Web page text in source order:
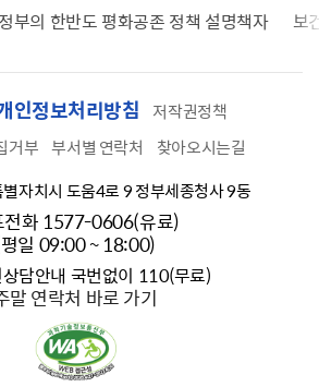
부의 한반도 평화공존 정책 설명책자 보
인정보처리방침
저작권정책
거부 부서별 연락처
찾아오시는길
자치시 도움4로 9 정부세종청사 9동
전화 1577-0606(유료)
일 09:00 ~ 18:00)
담안내 국번없이 110(무료)
말 연락처 바로 가기